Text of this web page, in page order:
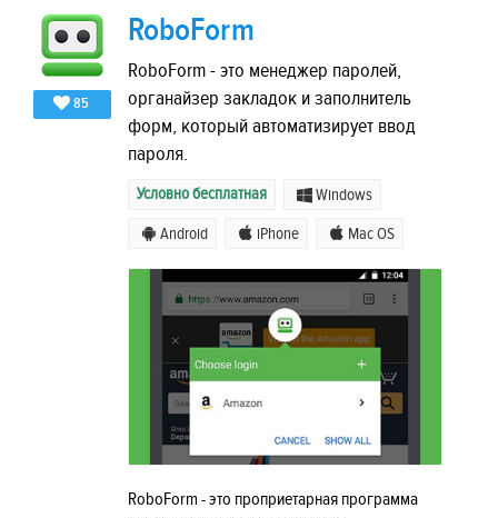
85
RoboForm
RoboForm - это менеджер паролей,
органайзер закладок и заполнитель
форм, который автоматизирует ввод
пароля.
Условно бесплатная Windows
Android iPhone Mac OS
RoboForm - это проприетарная программа